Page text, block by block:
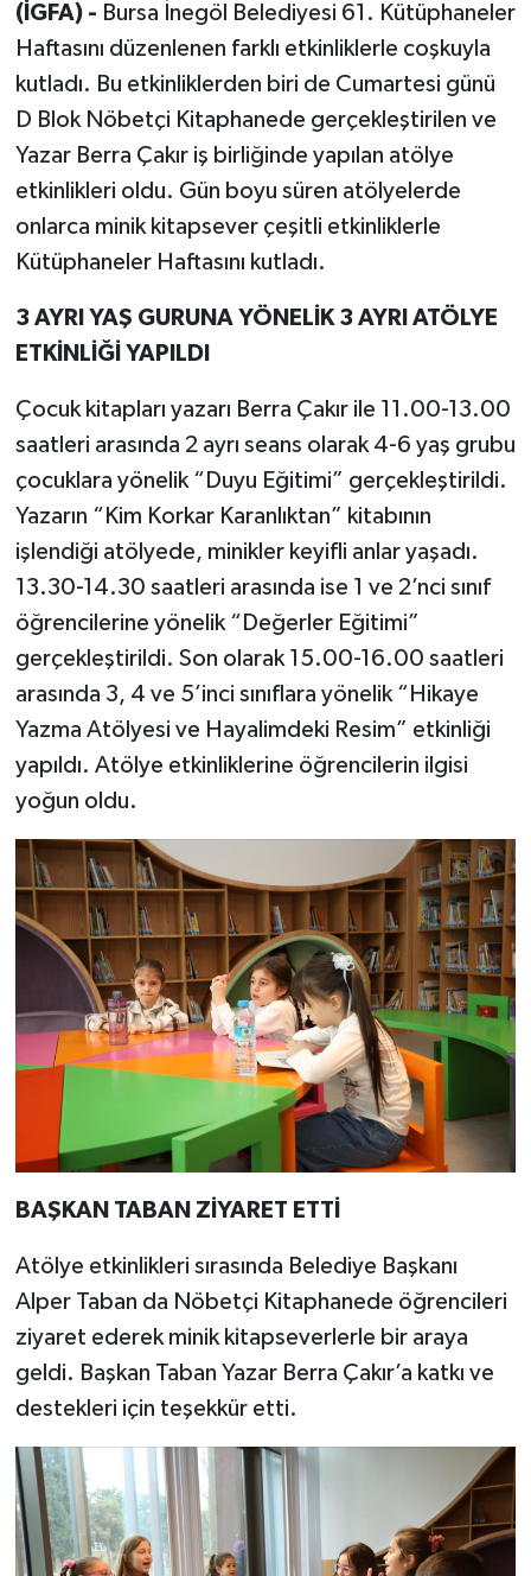
(İGFA) - Bursa İnegöl Belediyesi 61. Kütüphaneler
Haftasını düzenlenen farklı etkinliklerle coşkuyla
kutladı. Bu etkinliklerden biri de Cumartesi günü
D Blok Nöbetçi Kitaphanede gerçekleştirilen ve
Yazar Berra Çakır iş birliğinde yapılan atölye
etkinlikleri oldu. Gün boyu süren atölyelerde
onlarca minik kitapsever çeşitli etkinliklerle
Kütüphaneler Haftasını kutladı.
3 AYRI YAŞ GURUNA YÖNELİK 3 AYRI ATÖLYE
ETKİNLİĞİ YAPILDI
Çocuk kitapları yazarı Berra Çakır ile 11.00-13.00
saatleri arasında 2 ayrı seans olarak 4-6 yaş grubu
çocuklara yönelik “Duyu Eğitimi” gerçekleştirildi.
Yazarın “Kim Korkar Karanlıktan” kitabının
işlendiği atölyede, minikler keyifli anlar yaşadı.
13.30-14.30 saatleri arasında ise 1 ve 2’nci sınıf
öğrencilerine yönelik “Değerler Eğitimi”
gerçekleştirildi. Son olarak 15.00-16.00 saatleri
arasında 3, 4 ve 5’inci sınıflara yönelik “Hikaye
Yazma Atölyesi ve Hayalimdeki Resim” etkinliği
yapıldı. Atölye etkinliklerine öğrencilerin ilgisi
yoğun oldu.
BAŞKAN TABAN ZİYARET ETTİ
Atölye etkinlikleri sırasında Belediye Başkanı
Alper Taban da Nöbetçi Kitaphanede öğrencileri
ziyaret ederek minik kitapseverlerle bir araya
geldi. Başkan Taban Yazar Berra Çakır’a katkı ve
destekleri için teşekkür etti.